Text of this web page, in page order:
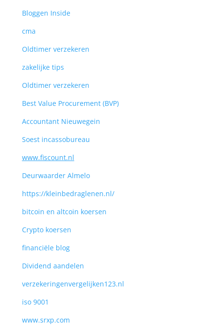
Bloggen Inside
cma
Oldtimer verzekeren
zakelijke tips
Oldtimer verzekeren
Best Value Procurement (BVP)
Accountant Nieuwegein
Soest incassobureau
www.fiscount.nl
Deurwaarder Almelo
https://kleinbedraglenen.nl/
bitcoin en altcoin koersen
Crypto koersen
financiële blog
Dividend aandelen
verzekeringenvergelijken123.nl
iso 9001
www.srxp.com